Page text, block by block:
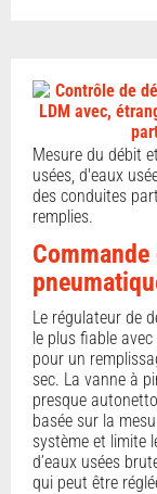
Mesure du débit
usées, d'eaux
des conduites
remplies.
Le régulateur de
le plus fiable
pour un
sec. La vanne à
presque
basée sur la
système et limite
d’eaux usées
qui peut être